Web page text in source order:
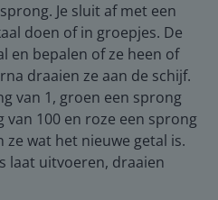
Je sluit af met een
doen of in groepjes. De
en bepalen of ze heen of
draaien ze aan de schijf.
van 1, groen een sprong
van 100 en roze een sprong
ze wat het nieuwe getal is.
laat uitvoeren, draaien